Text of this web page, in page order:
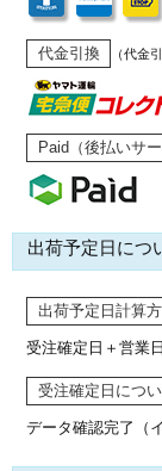
代金引換 （代金
Paid（後払いサー
出荷予定日につ
出荷予定日計算
受注確定日＋営業
受注確定日につ
データ確認完了（